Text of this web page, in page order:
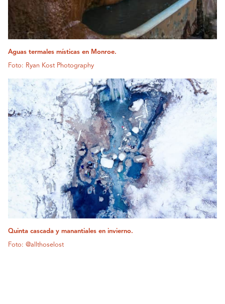
Aguas termales místicas en Monroe.
Foto: Ryan Kost Photography
Quinta cascada y manantiales en invierno.
Foto: @allthoselost